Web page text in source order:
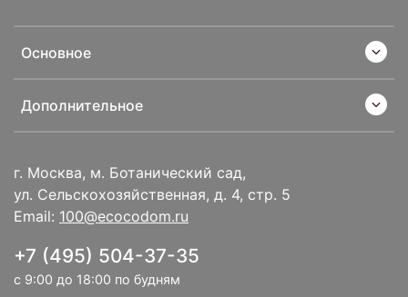
г. Москва, м. Ботанический сад,
ул. Сельскохозяйственная, д. 4, стр. 5
Email: 100@ecocodom.ru
+7 (495) 504-37-35
с 9:00 до 18:00 по будням
Основное
Дополнительное